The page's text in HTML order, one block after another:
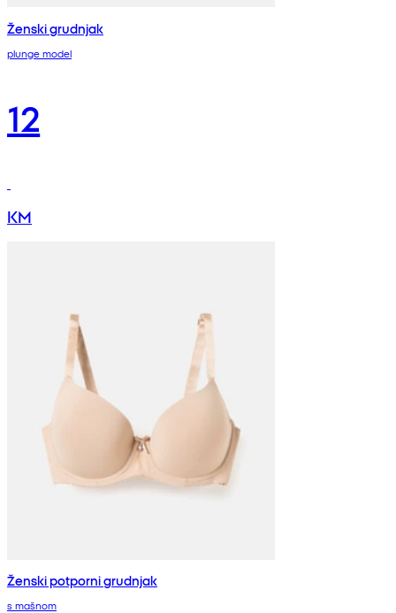
Ženski grudnjak
plunge model
12
KM
Ženski potporni grudnjak
s mašnom